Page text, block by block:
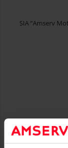
SIA “Amserv